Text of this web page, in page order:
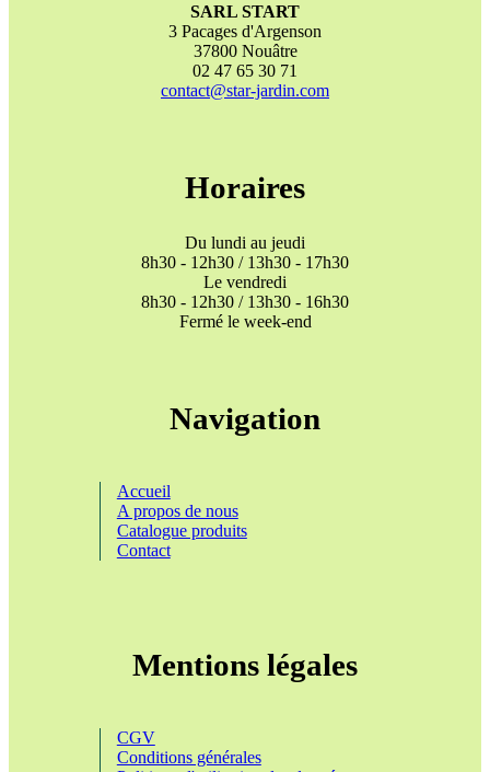
SARL START
3 Pacages d'Argenson
37800 Nouâtre
02 47 65 30 71
contact@star-jardin.com
Horaires
Du lundi au jeudi
8h30 - 12h30 / 13h30 - 17h30
Le vendredi
8h30 - 12h30 / 13h30 - 16h30
Fermé le week-end
Navigation
Accueil
A propos de nous
Catalogue produits
Contact
Mentions légales
CGV
Conditions générales